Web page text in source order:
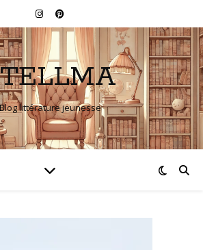
littérature jeunesse